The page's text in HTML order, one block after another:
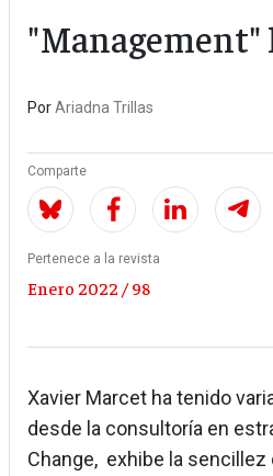
"Management"
PorAriadna Trillas
Comparte
Pertenece a la revista
Enero 2022 / 98
Xavier Marcet ha tenido
desde la consultoría en
Change, exhibe la